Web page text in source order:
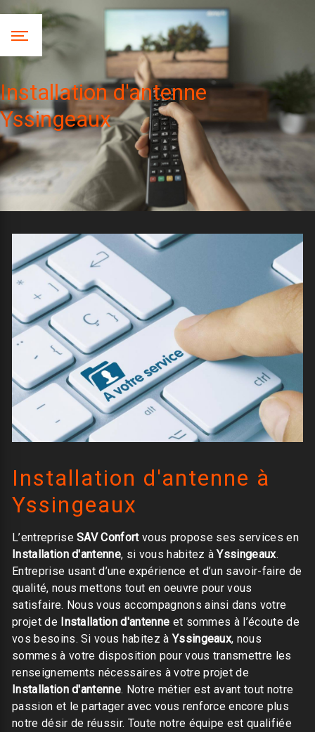
Panneau de gestion des cookies
Installation d'antenne
Yssingeaux
Installation d'antenne à
Yssingeaux
L’entrepriseSAV Confortvous propose ses services en
Installation d'antenne, si vous habitez àYssingeaux.
Entreprise usant d’une expérience et d’un savoir-faire de
qualité, nous mettons tout en oeuvre pour vous
satisfaire. Nous vous accompagnons ainsi dans votre
projet de Installation d'antenne et sommes à l’écoute de
vos besoins. Si vous habitez àYssingeaux, nous
sommes à votre disposition pour vous transmettre les
renseignements nécessaires à votre projet de
Installation d'antenne. Notre métier est avant tout notre
passion et le partager avec vous renforce encore plus
notre désir de réussir. Toute notre équipe est qualifiée